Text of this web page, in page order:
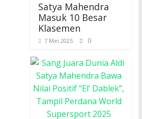
Satya Mahendra
Masuk 10 Besar
Klasemen
7 Mei 2025 0